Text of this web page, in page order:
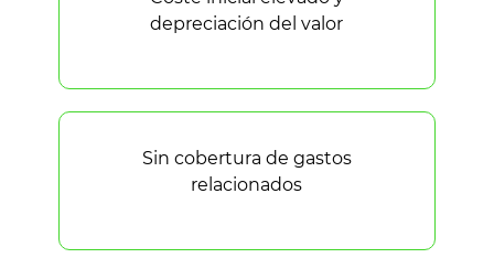
depreciación del valor
Sin cobertura de gastos
relacionados